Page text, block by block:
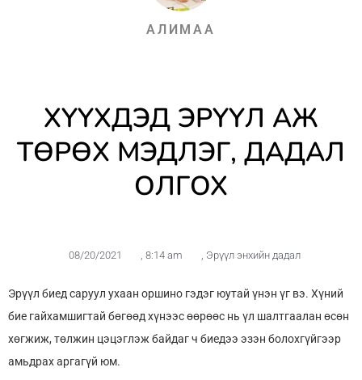
АЛИМАА
ХҮҮХДЭД ЭРҮҮЛ АЖ
ТӨРӨХ МЭДЛЭГ, ДАДАЛ
ОЛГОХ
08/20/2021 , 8:14 am , Эрүүл энхийн дадал
Эрүүл биед саруул ухаан оршино гэдэг юутай үнэн үг вэ. Хүний
бие гайхамшигтай бөгөөд хүнээс өөрөөс нь үл шалтгаалан өсөн
хөгжиж, төлжин цэцэглэж байдаг ч биедээ эзэн болохгүйгээр
амьдрах аргагүй юм.